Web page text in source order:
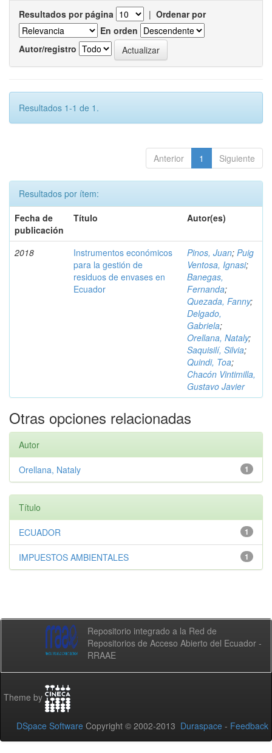
Resultados por página | Ordenar por
En orden
Autor/registro
Resultados 1-1 de 1.
Anterior 1 Siguiente
Resultados por ítem:
Fecha de
publicación
Título Autor(es)
2018
Instrumentos económicos
para la gestión de
residuos de envases en
Ecuador
Pinos, Juan; Puig
Ventosa, Ignasi;
Banegas,
Fernanda;
Quezada, Fanny;
Delgado,
Gabriela;
Orellana, Nataly;
Saquisilí, Silvia;
Quindi, Toa;
Chacón Vintimilla,
Gustavo Javier
Otras opciones relacionadas
Autor
1
Orellana, Nataly
Título
1
ECUADOR
1
IMPUESTOS AMBIENTALES
Repositorio integrado a la Red de
Repositorios de Acceso Abierto del Ecuador -
RRAAE
Theme by
DSpace Software Copyright © 2002-2013 Duraspace - Feedback